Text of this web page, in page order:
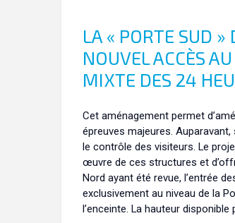
LA « PORTE SUD
NOUVEL ACCÈS
MIXTE DES 24
Cet aménagement permet
épreuves majeures.
le contrôle des visiteurs. Le
œuvre de ces structures et
Nord ayant été revue, l’entrée
exclusivement au niveau de la
l’enceinte. La hauteur